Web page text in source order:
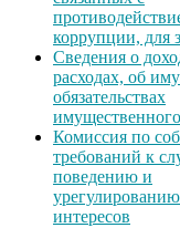
коррупции, для
Сведения о
расходах, об
обязательствах
Комиссия по
требований к
поведению и
интересов